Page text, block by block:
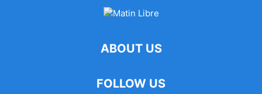
ABOUT US
FOLLOW US